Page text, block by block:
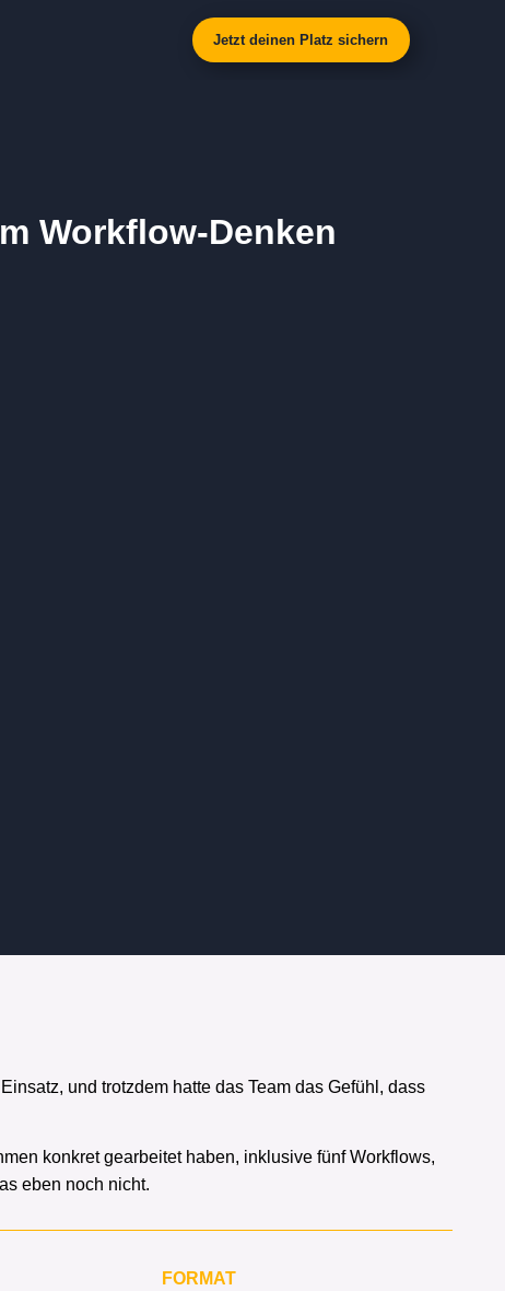
Jetzt deinen Platz sichern
Workflow-Denken
und trotzdem hatte das Team das Gefühl, dass
konkret gearbeitet haben, inklusive fünf Workflows,
eben noch nicht.
FORMAT